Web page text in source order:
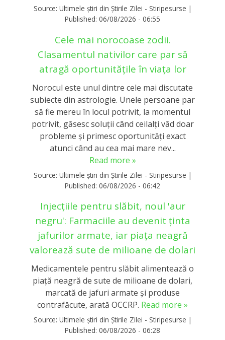
Source: Ultimele știri din Știrile Zilei - Stiripesurse |
Published: 06/08/2026 - 06:55
Cele mai norocoase zodii.
Clasamentul nativilor care par să
atragă oportunitățile în viața lor
Norocul este unul dintre cele mai discutate
subiecte din astrologie. Unele persoane par
să fie mereu în locul potrivit, la momentul
potrivit, găsesc soluții când ceilalți văd doar
probleme și primesc oportunități exact
atunci când au cea mai mare nev...
Read more »
Source: Ultimele știri din Știrile Zilei - Stiripesurse |
Published: 06/08/2026 - 06:42
Injecțiile pentru slăbit, noul 'aur
negru': Farmaciile au devenit ținta
jafurilor armate, iar piața neagră
valorează sute de milioane de dolari
Medicamentele pentru slăbit alimentează o
piață neagră de sute de milioane de dolari,
marcată de jafuri armate și produse
contrafăcute, arată OCCRP. Read more »
Source: Ultimele știri din Știrile Zilei - Stiripesurse |
Published: 06/08/2026 - 06:28